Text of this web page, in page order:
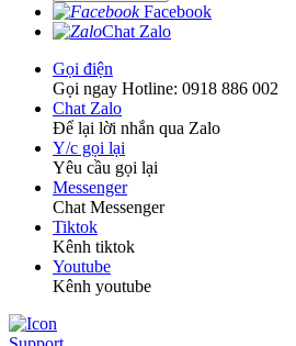
Facebook
Chat Zalo
Gọi điện
Gọi ngay Hotline: 0918 886 002
Chat Zalo
Để lại lời nhắn qua Zalo
Y/c gọi lại
Yêu cầu gọi lại
Messenger
Chat Messenger
Tiktok
Kênh tiktok
Youtube
Kênh youtube